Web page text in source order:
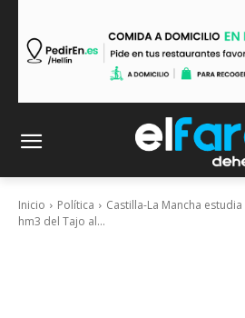
Inicio Política
Castilla-La Mancha
hm3 del Tajo al...